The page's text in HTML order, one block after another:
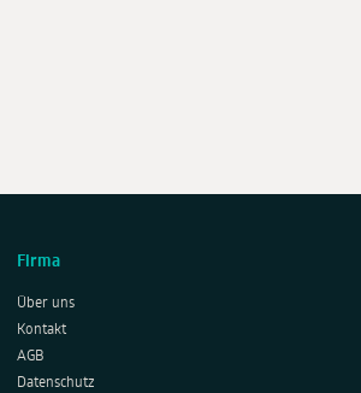
Firma
Über uns
Kontakt
AGB
Datenschutz